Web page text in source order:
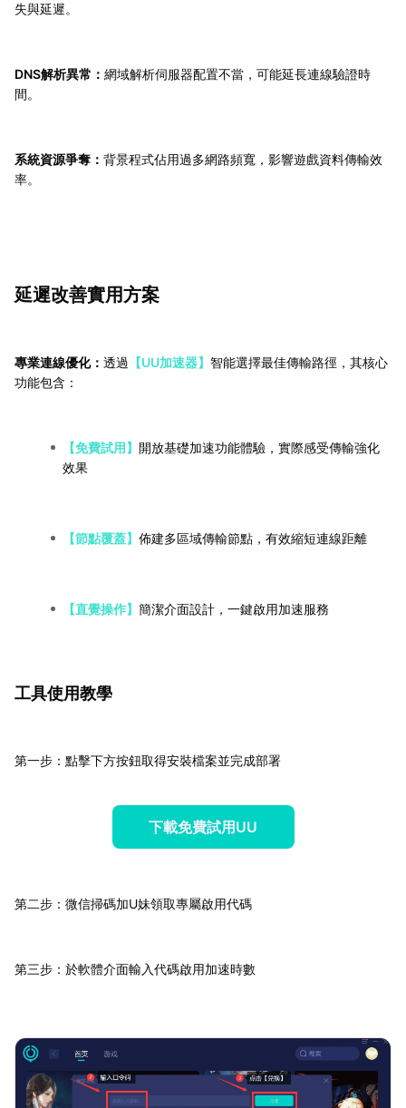
失與延遲。
DNS解析異常： 網域解析伺服器配置不當，可能延長連線驗證時
間。
系統資源爭奪： 背景程式佔用過多網路頻寬，影響遊戲資料傳輸效
率。
延遲改善實用方案
專業連線優化： 透過 【UU加速器】 智能選擇最佳傳輸路徑，其核心
功能包含：
【免費試用】 開放基礎加速功能體驗，實際感受傳輸強化
效果
【節點覆蓋】 佈建多區域傳輸節點，有效縮短連線距離
【直覺操作】 簡潔介面設計，一鍵啟用加速服務
工具使用教學
第一步：點擊下方按鈕取得安裝檔案並完成部署
下載免費試用UU
第二步：微信掃碼加U妹領取專屬啟用代碼
第三步：於軟體介面輸入代碼啟用加速時數